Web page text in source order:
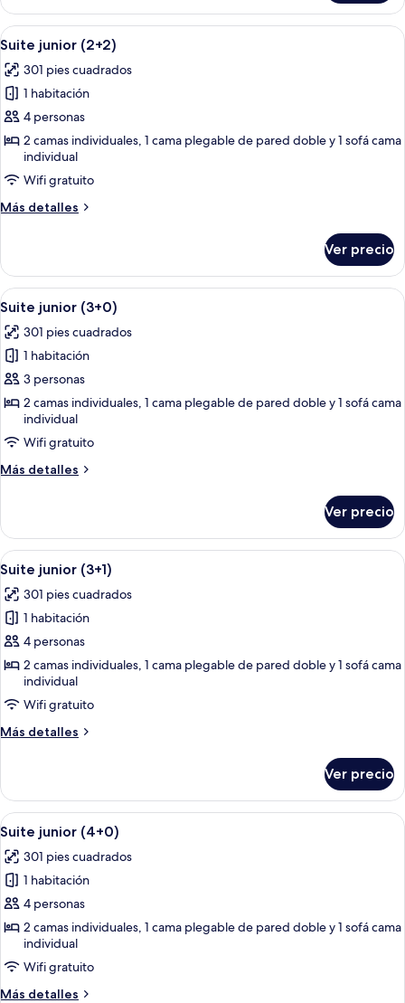
junior
(2+0)
Abrir
todas
las
fotos
de
Suite
junior
(2+2)
Una sala de estar moderna con una
14
Suite junior (2+2)
301 pies cuadrados
1 habitación
4 personas
2 camas individuales, 1 cama plegable de pared doble y 1 sofá cama
individual
Wifi gratuito
Más detalles
Más
junior
(2+2)
Ver precio
Abrir
todas
las
fotos
de
Suite
junior
(3+0)
Una sala de estar moderna con una
14
Suite junior (3+0)
301 pies cuadrados
1 habitación
3 personas
2 camas individuales, 1 cama plegable de pared doble y 1 sofá cama
individual
Wifi gratuito
Más detalles
Más
junior
(3+0)
Ver precio
Abrir
todas
las
fotos
de
Suite
junior
(3+1)
Una sala de estar moderna con una
14
Suite junior (3+1)
301 pies cuadrados
1 habitación
4 personas
2 camas individuales, 1 cama plegable de pared doble y 1 sofá cama
individual
Wifi gratuito
Más detalles
Más
junior
(3+1)
Ver precio
Abrir
todas
las
fotos
de
Suite
junior
(4+0)
Una sala de estar moderna con una
14
Suite junior (4+0)
301 pies cuadrados
1 habitación
4 personas
2 camas individuales, 1 cama plegable de pared doble y 1 sofá cama
individual
Wifi gratuito
Más detalles
Más